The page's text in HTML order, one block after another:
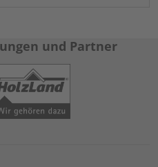
und Partner